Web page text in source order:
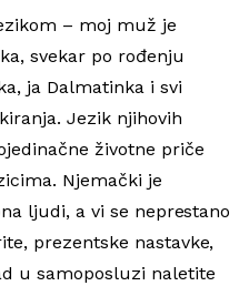
– moj muž je
svekar po rođenju
ja Dalmatinka i svi
Jezik njihovih
životne priče
Njemački je
ljudi, a vi se neprestano
prezentske nastavke,
u samoposluzi naletite